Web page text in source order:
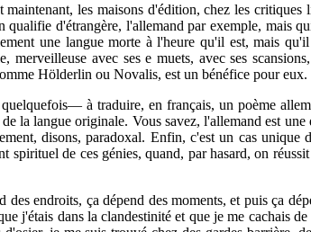
les maisons d'édition, chez les critiques
d'étrangère, l'allemand par exemple, mais
une langue morte à l'heure qu'il est, mais
avec ses e muets, avec ses
Hölderlin ou Novalis, est un bénéfice pour eux.
à traduire, en français, un poème
la langue originale. Vous savez, l'allemand est
disons, paradoxal. Enfin, c'est un cas unique
de ces génies, quand, par hasard, on
endroits, ça dépend des moments, et puis ça
j'étais dans la clandestinité et que je me cachais